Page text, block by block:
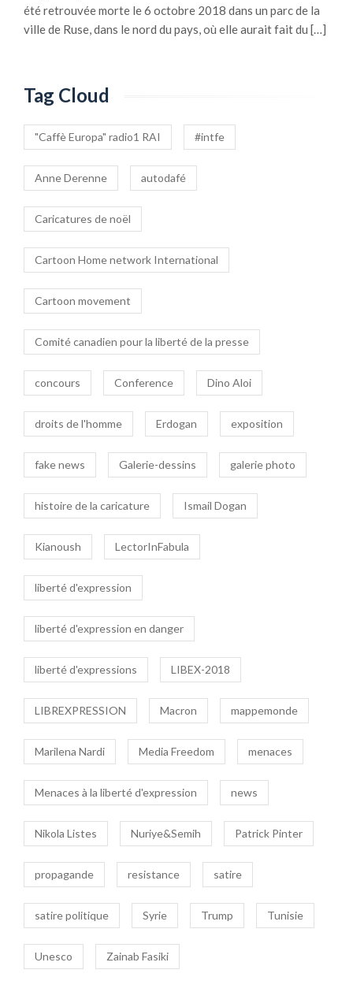
été retrouvée morte le 6 octobre 2018 dans un parc de la
ville de Ruse, dans le nord du pays, où elle aurait fait du […]
Tag Cloud
"Caffè Europa" radio1 RAI #intfe
Anne Derenne autodafé
Caricatures de noël
Cartoon Home network International
Cartoon movement
Comité canadien pour la liberté de la presse
concours Conference Dino Aloi
droits de l'homme Erdogan exposition
fake news Galerie-dessins galerie photo
histoire de la caricature Ismail Dogan
Kianoush LectorInFabula
liberté d'expression
liberté d'expression en danger
liberté d'expressions LIBEX-2018
LIBREXPRESSION Macron mappemonde
Marilena Nardi Media Freedom menaces
Menaces à la liberté d'expression news
Nikola Listes Nuriye&Semih Patrick Pinter
propagande resistance satire
satire politique Syrie Trump Tunisie
Unesco Zainab Fasiki